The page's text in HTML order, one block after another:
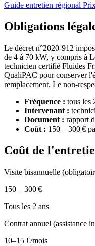
Guide entretien régional
Obligations
Le décret n°2020-912
de 4 à 70 kW, y compris à
technicien certifié Fluides
QualiPAC pour conserver
remplacement. Le non-
Fréquence : tous les
Intervenant :
Document : rapport
Coût : 150 – 300 €
Coût de
Visite bisannuelle
150 – 300 €
Tous les 2 ans
Contrat annuel (assistance
10–15 €/mois